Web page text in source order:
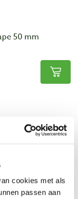
cookies met als
passen aan
50 mm
mm, 2 stuks